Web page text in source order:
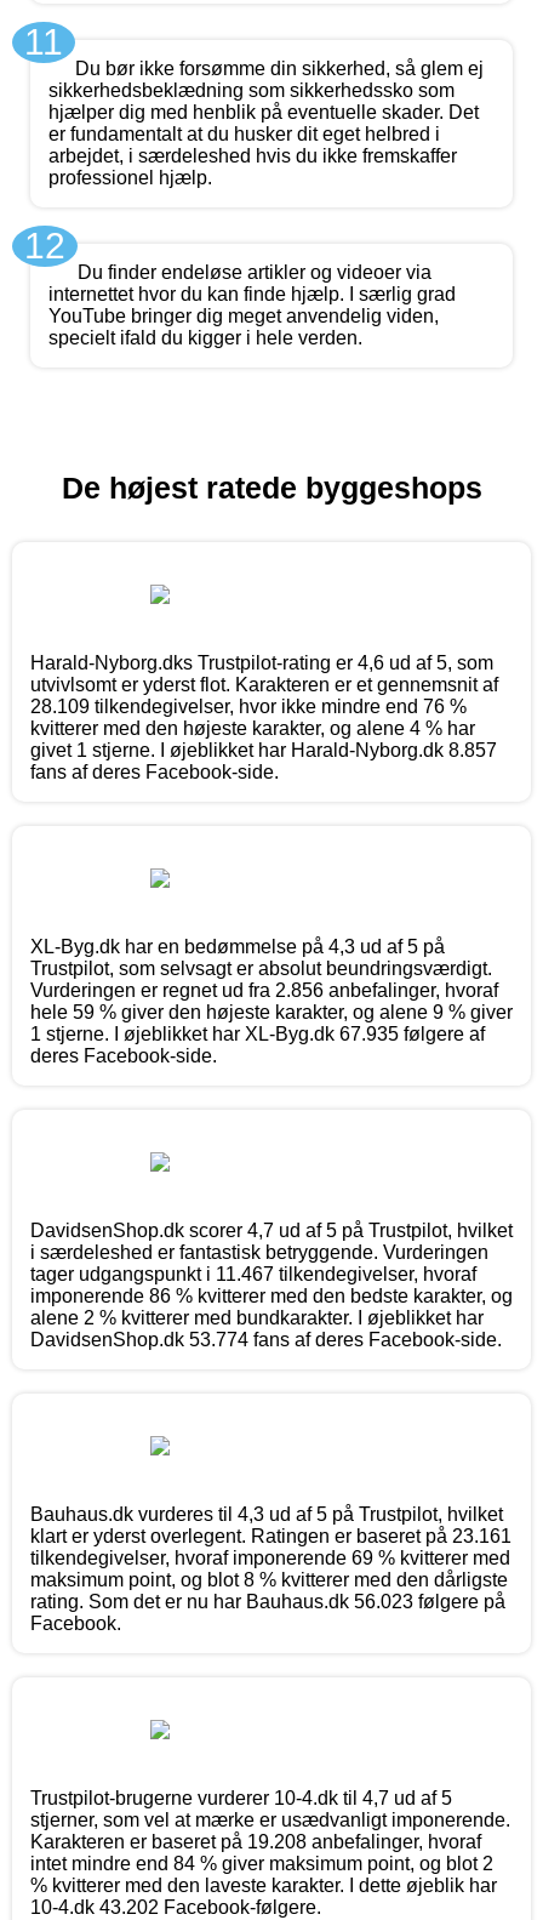
11
Du bør ikke forsømme din sikkerhed, så glem ej
sikkerhedsbeklædning som sikkerhedssko som
hjælper dig med henblik på eventuelle skader. Det
er fundamentalt at du husker dit eget helbred i
arbejdet, i særdeleshed hvis du ikke fremskaffer
professionel hjælp.
12
Du finder endeløse artikler og videoer via
internettet hvor du kan finde hjælp. I særlig grad
YouTube bringer dig meget anvendelig viden,
specielt ifald du kigger i hele verden.
De højest ratede byggeshops
Harald-Nyborg.dks Trustpilot-rating er 4,6 ud af 5, som
utvivlsomt er yderst flot. Karakteren er et gennemsnit af
28.109 tilkendegivelser, hvor ikke mindre end 76 %
kvitterer med den højeste karakter, og alene 4 % har
givet 1 stjerne. I øjeblikket har Harald-Nyborg.dk 8.857
fans af deres Facebook-side.
XL-Byg.dk har en bedømmelse på 4,3 ud af 5 på
Trustpilot, som selvsagt er absolut beundringsværdigt.
Vurderingen er regnet ud fra 2.856 anbefalinger, hvoraf
hele 59 % giver den højeste karakter, og alene 9 % giver
1 stjerne. I øjeblikket har XL-Byg.dk 67.935 følgere af
deres Facebook-side.
DavidsenShop.dk scorer 4,7 ud af 5 på Trustpilot, hvilket
i særdeleshed er fantastisk betryggende. Vurderingen
tager udgangspunkt i 11.467 tilkendegivelser, hvoraf
imponerende 86 % kvitterer med den bedste karakter, og
alene 2 % kvitterer med bundkarakter. I øjeblikket har
DavidsenShop.dk 53.774 fans af deres Facebook-side.
Bauhaus.dk vurderes til 4,3 ud af 5 på Trustpilot, hvilket
klart er yderst overlegent. Ratingen er baseret på 23.161
tilkendegivelser, hvoraf imponerende 69 % kvitterer med
maksimum point, og blot 8 % kvitterer med den dårligste
rating. Som det er nu har Bauhaus.dk 56.023 følgere på
Facebook.
Trustpilot-brugerne vurderer 10-4.dk til 4,7 ud af 5
stjerner, som vel at mærke er usædvanligt imponerende.
Karakteren er baseret på 19.208 anbefalinger, hvoraf
intet mindre end 84 % giver maksimum point, og blot 2
% kvitterer med den laveste karakter. I dette øjeblik har
10-4.dk 43.202 Facebook-følgere.